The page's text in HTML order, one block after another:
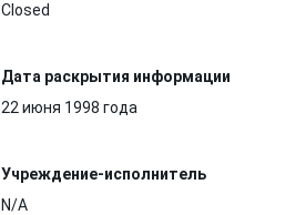
Closed
Дата раскрытия информации
22 июня 1998 года
Учреждение-исполнитель
N/A